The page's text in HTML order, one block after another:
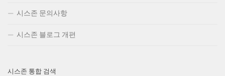
시스존 문의사항
시스존 블로그 개편
시스존 통합 검색